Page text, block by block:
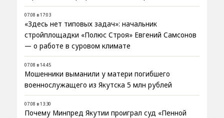
07.08 в 17:03
«Здесь нет типовых задач»: начальник
стройплощадки «Полюс Строя» Евгений Самсонов
— о работе в суровом климате
07.08 в 14:45
Мошенники выманили у матери погибшего
военнослужащего из Якутска 5 млн рублей
07.08 в 13:30
Почему Минпред Якутии проиграл суд «Пенной